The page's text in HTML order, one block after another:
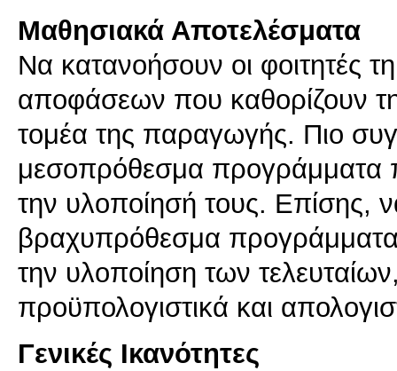
Μαθησιακά Αποτελέσματα
Να κατανοήσουν οι φοιτητές
αποφάσεων που καθορίζουν
τομέα της παραγωγής. Πιο
μεσοπρόθεσμα προγράμματα
την υλοποίησή τους. Επίσης,
βραχυπρόθεσμα
την υλοποίηση των
προϋπολογιστικά και
Γενικές Ικανότητες